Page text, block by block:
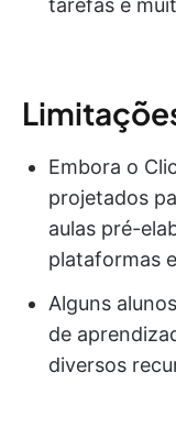
tarefas e
Embora o
projetados
aulas pré-
plataformas
Alguns
de
diversos